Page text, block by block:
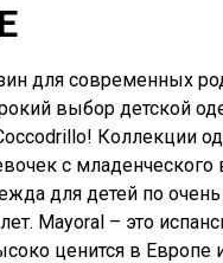
для современных
выбор детской
Коллекции
с младенческого
для детей по
Mayoral – это
ценится в Европе